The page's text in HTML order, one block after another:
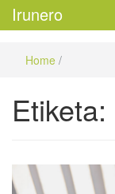
Irunero
Home /
Etiketa: